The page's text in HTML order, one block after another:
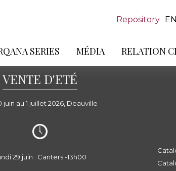
Repository
SERIES MÉDIA RELATION
VENTE D'ETÉ
juin au 1 juillet 2026, Deauville
29 juin : Canters -13h00